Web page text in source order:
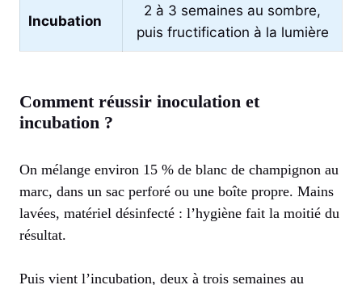
Incubation
2 à 3 semaines au sombre,
puis fructification à la lumière
Comment réussir inoculation et
incubation ?
On mélange environ 15 % de blanc de champignon au
marc, dans un sac perforé ou une boîte propre. Mains
lavées, matériel désinfecté : l’hygiène fait la moitié du
résultat.
Puis vient l’incubation, deux à trois semaines au